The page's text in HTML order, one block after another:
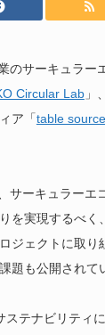
のサーキュラー
Circular Lab」
ア「table source
サーキュラーエ
を実現するべく
ジェクトに取り
題も公開されて
ステナビリティ